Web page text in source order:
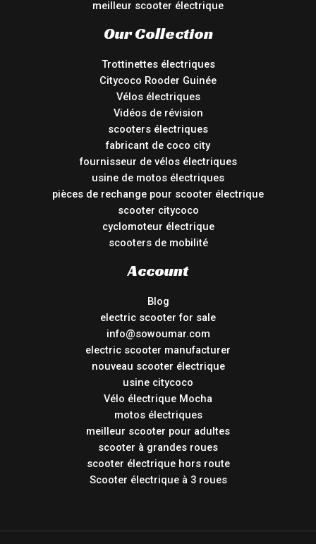
meilleur scooter électrique
Our Collection
Trottinettes électriques
Citycoco Rooder Guinée
Vélos électriques
Vidéos de révision
scooters électriques
fabricant de coco city
fournisseur de vélos électriques
usine de motos électriques
pièces de rechange pour scooter électrique
scooter citycoco
cyclomoteur électrique
scooters de mobilité
Account
Blog
electric scooter for sale
info@sowoumar.com
electric scooter manufacturer
nouveau scooter électrique
usine citycoco
Vélo électrique Mocha
motos électriques
meilleur scooter pour adultes
scooter à grandes roues
scooter électrique hors route
Scooter électrique à 3 roues